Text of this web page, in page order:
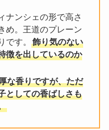
ナンシェの形で高さ
め。王道のプレーン
です。
飾り気のない
徴を出しているのか
な香りですが、ただ
としての香ばしさも